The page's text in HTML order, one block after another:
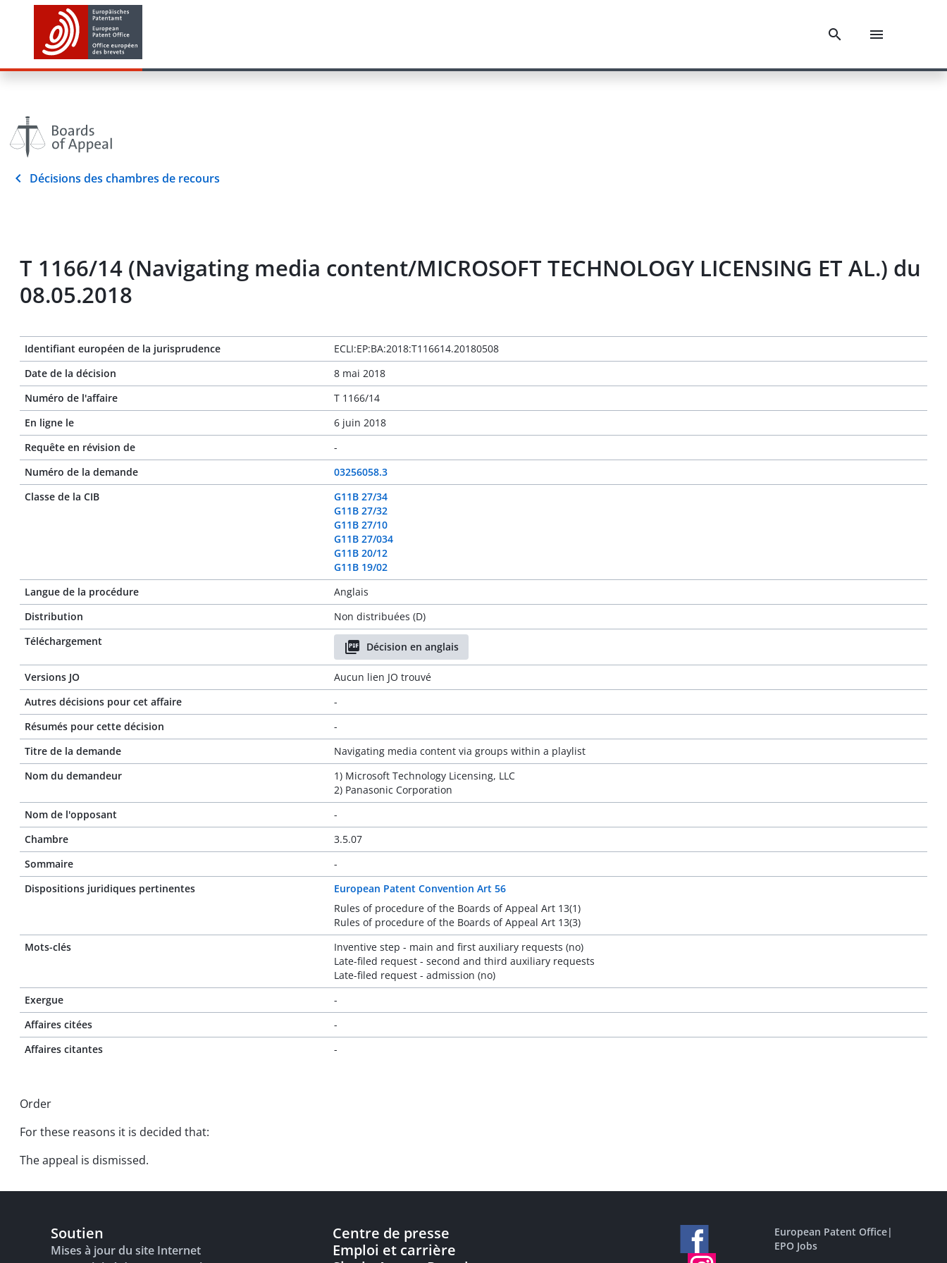
Décisions des chambres de recours
T 1166/14 (Navigating media content/MICROSOFT TECHNOLOGY LICENSING ET AL.) du
08.05.2018
Identifiant européen de la jurisprudence
ECLI:EP:BA:2018:T116614.20180508
Date de la décision
8 mai 2018
Numéro de l'affaire
T 1166/14
En ligne le
6 juin 2018
Requête en révision de
-
Numéro de la demande
03256058.3
Classe de la CIB
G11B 27/34
G11B 27/32
G11B 27/10
G11B 27/034
G11B 20/12
G11B 19/02
Langue de la procédure
Anglais
Distribution
Non distribuées (D)
Téléchargement
Décision en anglais
Versions JO
Aucun lien JO trouvé
Autres décisions pour cet affaire
-
Résumés pour cette décision
-
Titre de la demande
Navigating media content via groups within a playlist
Nom du demandeur
1) Microsoft Technology Licensing, LLC
2) Panasonic Corporation
Nom de l'opposant
-
Chambre
3.5.07
Sommaire
-
Dispositions juridiques pertinentes
European Patent Convention Art 56
Rules of procedure of the Boards of Appeal Art 13(1)
Rules of procedure of the Boards of Appeal Art 13(3)
Mots-clés
Inventive step - main and first auxiliary requests (no)
Late-filed request - second and third auxiliary requests
Late-filed request - admission (no)
Exergue
-
Affaires citées
-
Affaires citantes
-
Order
For these reasons it is decided that:
The appeal is dismissed.
Soutien
Mises à jour du site Internet
Centre de presse
Emploi et carrière
European Patent Office|
EPO Jobs